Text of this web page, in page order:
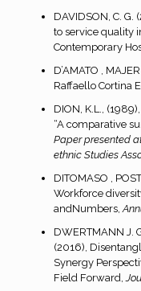
DAVIDSON, C.
to service quality
Contemporary
D’AMATO ,
Raffaello Cortina
DION, K.L.,
“A comparative
Paper presented
ethnic Studies
DITOMASO ,
Workforce
andNumbers,
DWERTMANN J.
(2016),
Synergy
Field Forward,